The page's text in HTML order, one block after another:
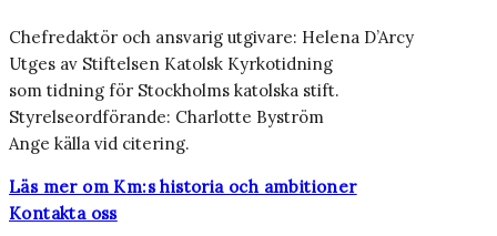
Chefredaktör och ansvarig utgivare: Helena D’Arcy
Utges av Stiftelsen Katolsk Kyrkotidning
som tidning för Stockholms katolska stift.
Styrelseordförande: Charlotte Byström
Ange källa vid citering.
Läs mer om Km:s historia och ambitioner
Kontakta oss